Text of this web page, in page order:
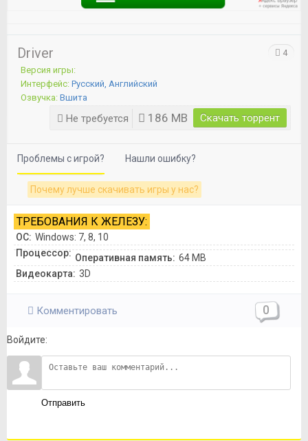
Driver
Версия игры:
Интерфейс: Русский, Английский
Озвучка: Вшита
Не требуется 186 MB Скачать торрент
4
Проблемы с игрой? Нашли ошибку?
Почему лучше скачивать игры у нас?
ТРЕБОВАНИЯ К ЖЕЛЕЗУ:
ОС: Windows: 7, 8, 10
Процессор: Оперативная память: 64 MB
Видеокарта: 3D
Комментировать 0
Войдите:
Отправить